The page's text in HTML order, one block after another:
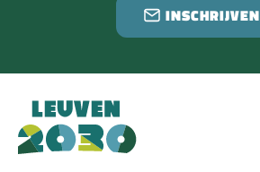
INSCHRIJVEN